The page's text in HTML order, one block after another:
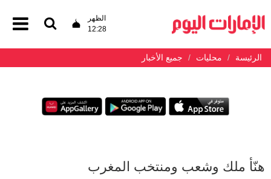
الظهر
12:28
الرئيسة محليات جميع الأخبار
هنّأ ملك وشعب ومنتخب المغرب